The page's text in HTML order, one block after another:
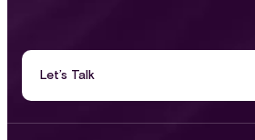
Let’s Talk